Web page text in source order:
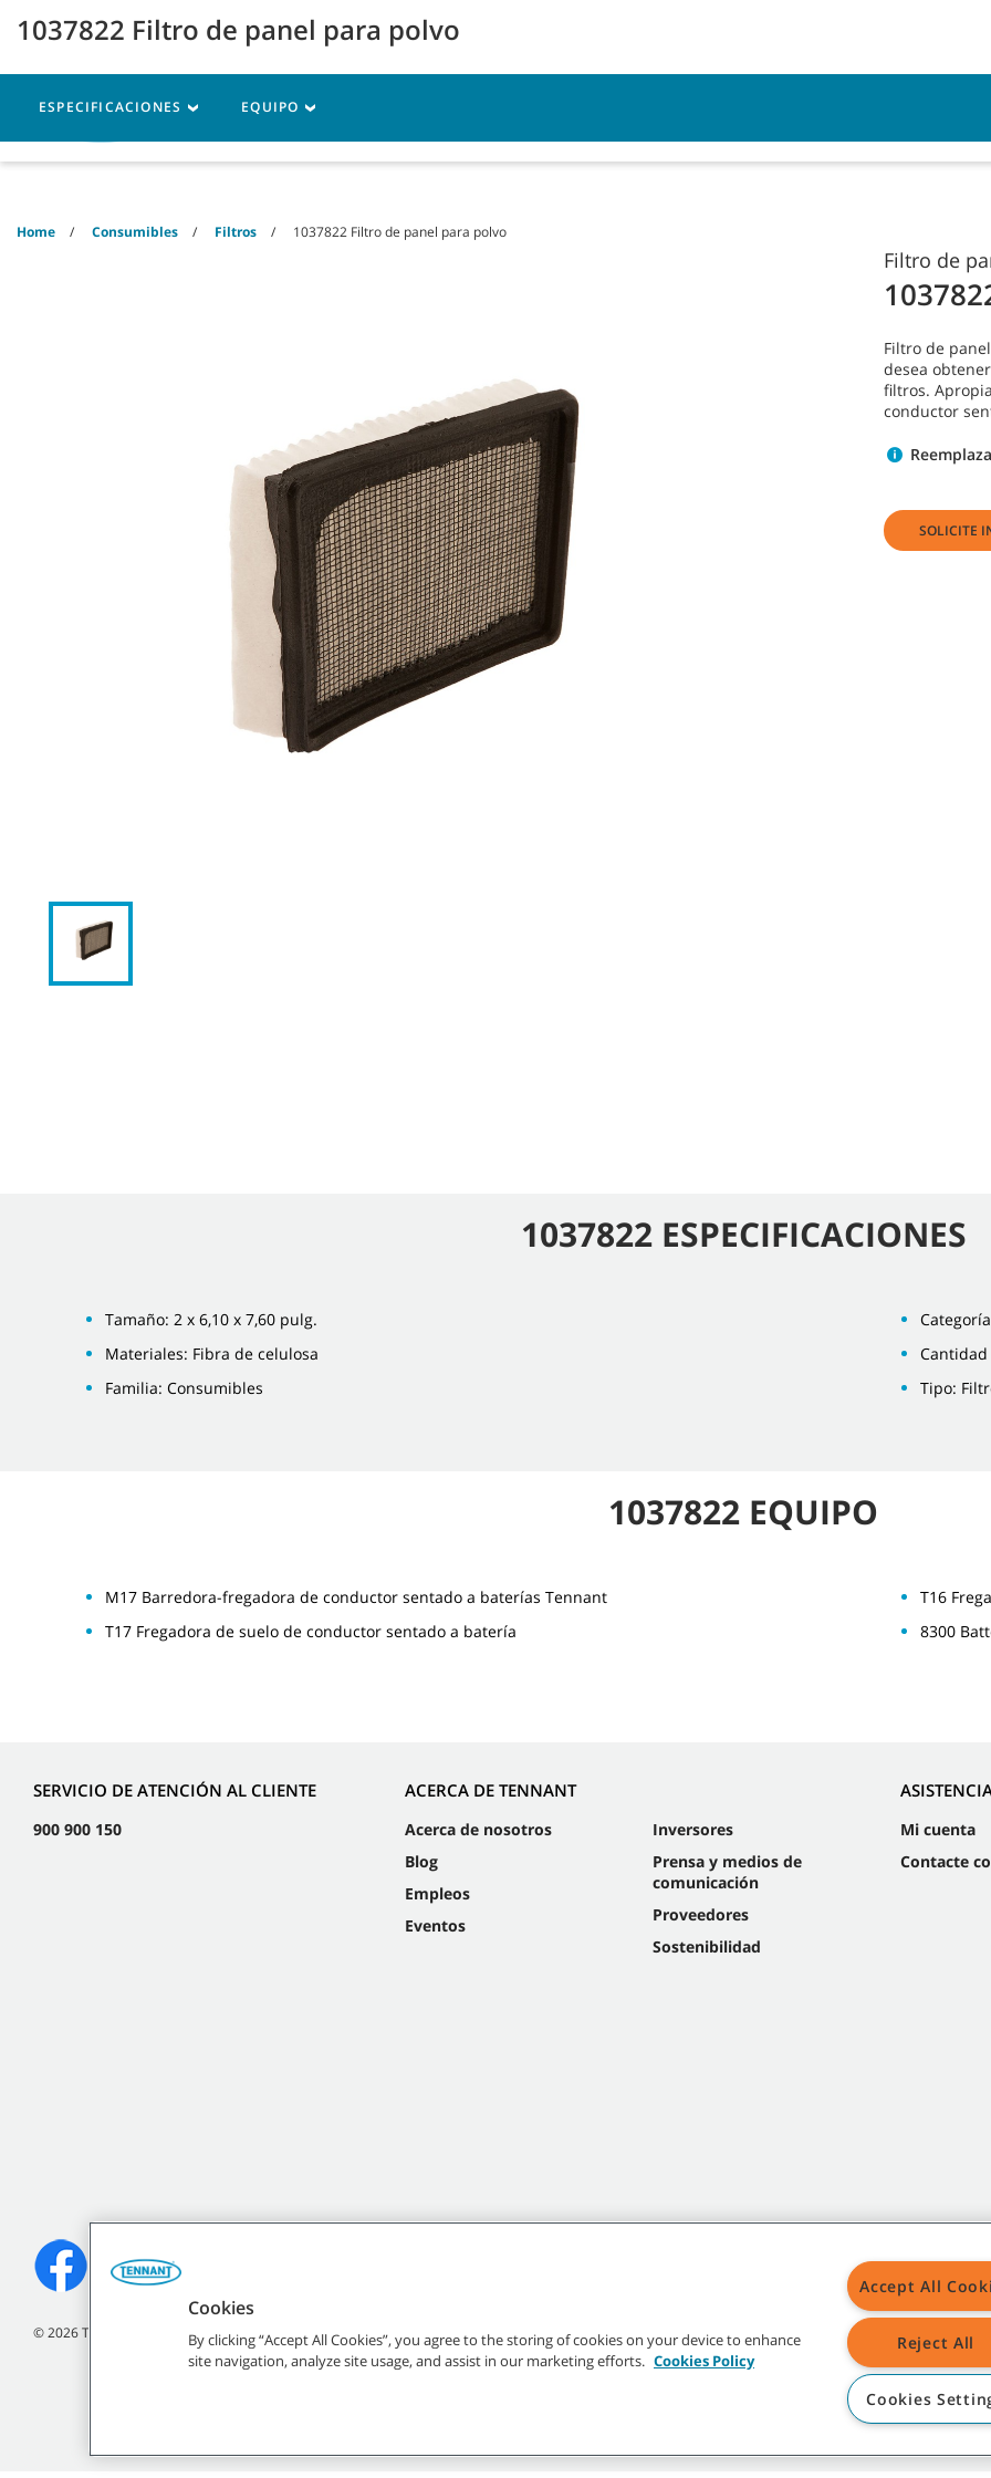
menu
Máquinas
Home Consumibles Filtros 1037822 Filtro de panel para polvo
Filtro de
Filtro de
desea
filtros.
conductor
SOLICITE
1037822 Filtro de panel para polvo
ESPECIFICACIONES EQUIPO
1037822 ESPECIFICACIONES
Tamaño: 2 x 6,10 x 7,60 pulg.
Materiales: Fibra de celulosa
Familia: Consumibles
Tipo:
1037822 EQUIPO
M17 Barredora-fregadora de conductor sentado a baterías Tennant
T17 Fregadora de suelo de conductor sentado a batería
T16
8300
SERVICIO DE ATENCIÓN AL CLIENTE
900 900 150
ACERCA DE TENNANT
Acerca de nosotros
Blog
Empleos
Eventos
Inversores
Prensa y medios de
comunicación
Proveedores
Sostenibilidad
Mi cuenta
Contacte
©2026Tennant Company. Todos los derechos reservados.
Mapa del
Todas las marcas y logotipos Tennant indicados son propiedad de Tennant Company y/o de sus
Cookies
By clicking “Accept All Cookies”, you agree to the storing of cookies on your device to enhance
site navigation, analyze site usage, and assist in our marketing efforts. Cookies Policy
Accept All
Reject All
Cookies